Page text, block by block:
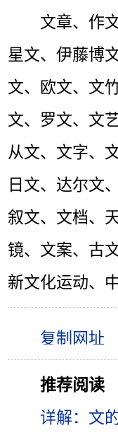
文章、作
星文、伊藤博
文、欧文、文
文、罗文、文
从文、文字、
日文、达尔文
叙文、文档、
镜、文案、古
新文化运动、中
推荐阅读
详解：文